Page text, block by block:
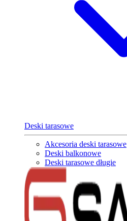
Deski tarasowe
Akcesoria deski tarasowe
Deski balkonowe
Deski tarasowe długie